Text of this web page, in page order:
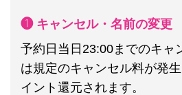
❶ キャンセル・名前の変更
予約日当日23:00までのキャ
は規定のキャンセル料が発
イント還元されます。